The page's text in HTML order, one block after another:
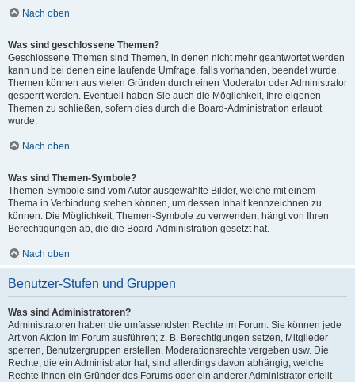
Nach oben
Was sind geschlossene Themen?
Geschlossene Themen sind Themen, in denen nicht mehr geantwortet werden
kann und bei denen eine laufende Umfrage, falls vorhanden, beendet wurde.
Themen können aus vielen Gründen durch einen Moderator oder Administrator
gesperrt werden. Eventuell haben Sie auch die Möglichkeit, Ihre eigenen
Themen zu schließen, sofern dies durch die Board-Administration erlaubt
wurde.
Nach oben
Was sind Themen-Symbole?
Themen-Symbole sind vom Autor ausgewählte Bilder, welche mit einem
Thema in Verbindung stehen können, um dessen Inhalt kennzeichnen zu
können. Die Möglichkeit, Themen-Symbole zu verwenden, hängt von Ihren
Berechtigungen ab, die die Board-Administration gesetzt hat.
Nach oben
Benutzer-Stufen und Gruppen
Was sind Administratoren?
Administratoren haben die umfassendsten Rechte im Forum. Sie können jede
Art von Aktion im Forum ausführen; z. B. Berechtigungen setzen, Mitglieder
sperren, Benutzergruppen erstellen, Moderationsrechte vergeben usw. Die
Rechte, die ein Administrator hat, sind allerdings davon abhängig, welche
Rechte ihnen ein Gründer des Forums oder ein anderer Administrator erteilt